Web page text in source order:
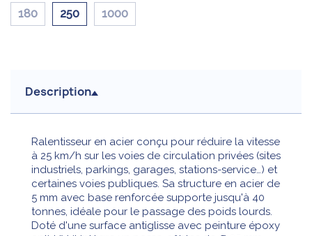
180 250 1000
Description
Ralentisseur en acier conçu pour réduire la vitesse
à 25 km/h sur les voies de circulation privées (sites
industriels, parkings, garages, stations-service…) et
certaines voies publiques. Sa structure en acier de
5 mm avec base renforcée supporte jusqu'à 40
tonnes, idéale pour le passage des poids lourds.
Doté d'une surface antiglisse avec peinture époxy